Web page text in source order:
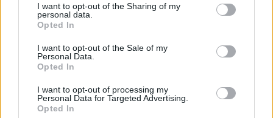
I want to opt-out of the Sharing of my
personal data.
Opted In
I want to opt-out of the Sale of my
Personal Data.
Opted In
I want to opt-out of processing my
Personal Data for Targeted Advertising.
Opted In
specifica.La formazione ufficiale del Corpo Musicale
di Cittiglio offrirà invece il suo classico Concerto di
Gala nella serata del 26 novembre
alle ore 21 sempre
nella struttura “Fe.Sti.Amo” Park di Cittiglio. I
festeggiamenti tradizionali con il Pranzo Sociale
avverranno poi domenica 27 novembre.
Esiste quindi una seconda locandina che include tutti gli